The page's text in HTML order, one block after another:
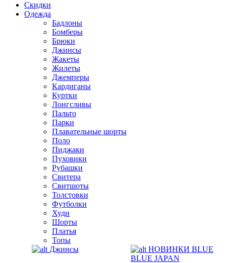
Скидки
Одежда
Бадлоны
Бомберы
Брюки
Джинсы
Жакеты
Жилеты
Джемперы
Кардиганы
Куртки
Лонгсливы
Пальто
Парки
Плавательные шорты
Поло
Пиджаки
Пуховики
Рубашки
Свитера
Свитшоты
Толстовки
Футболки
Худи
Шорты
Платья
Топы
Джинсы
НОВИНКИ BLUE
BLUE JAPAN